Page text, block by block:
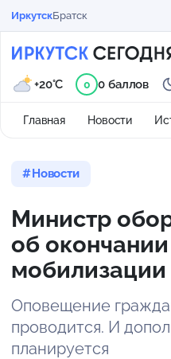
ИркутскБратск
Главная Новости
+20°C 0 0 баллов
Новости
Министр
об
мобилизации
Оповещение
проводится. И
планируется